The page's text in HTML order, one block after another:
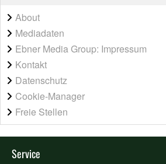
About
Mediadaten
Ebner Media Group: Impressum
Kontakt
Datenschutz
Cookie-Manager
Freie Stellen
Service